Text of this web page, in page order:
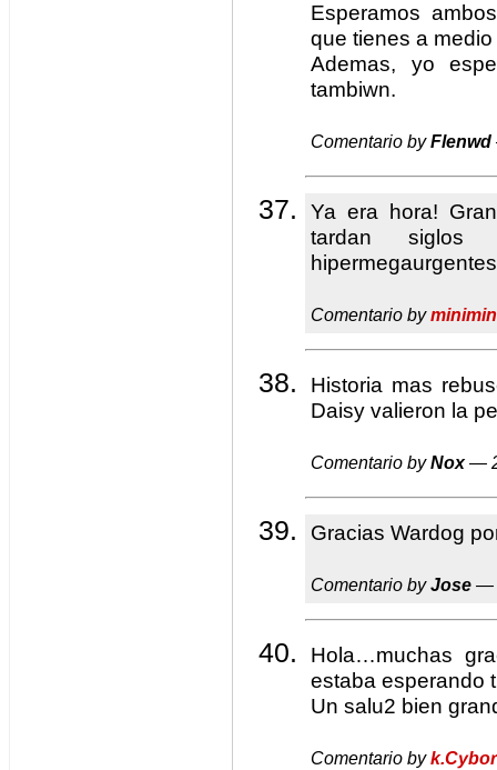
Esperamos
que tienes a medio
Ademas, yo
tambiwn.
Comentario byFlenwd
Ya era hora!
tardan
Comentario by
Historia mas
Daisy valieron la
Comentario byNox— 2
Gracias Wardog
Comentario byJose —
Hola…muchas
estaba esperando
Un salu2 bien
Comentario by